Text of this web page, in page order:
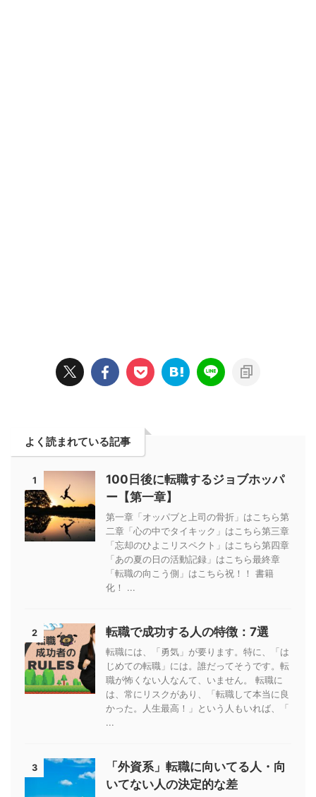
よく読まれている記事
1
100日後に転職するジョブホッパ
ー【第一章】
第一章「オッパブと上司の骨折」はこちら第
二章「心の中でタイキック」はこちら第三章
「忘却のひよこリスペクト」はこちら第四章
「あの夏の日の活動記録」はこちら最終章
「転職の向こう側」はこちら祝！！ 書籍
化！ ...
2 転職で成功する人の特徴：7選
転職には、「勇気」が要ります。特に、「は
じめての転職」には。誰だってそうです。転
職が怖くない人なんて、いません。 転職に
は、常にリスクがあり、「転職して本当に良
かった。人生最高！」という人もいれば、「
...
3
「外資系」転職に向いてる人・向
いてない人の決定的な差